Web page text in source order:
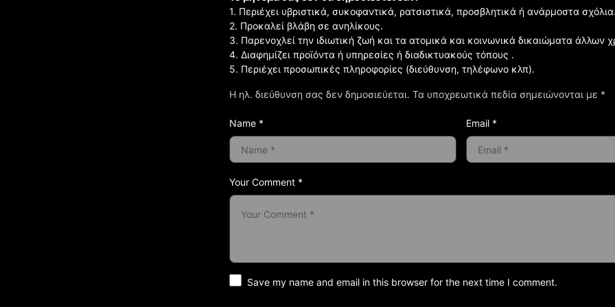
Η ηλ. διεύθυνση σας δεν δημοσιεύεται. Τα υποχρεωτικά πεδία σημειώνονται με *
Your Comment *
1. Περιέχει υβριστικά, συκοφαντικά, ρατσιστικά, προσβλητικά ή ανάρμοστα σχόλια.
2. Προκαλεί βλάβη σε ανηλίκους.
3. Παρενοχλεί την ιδιωτική ζωή και τα ατομικά και κοινωνικά δικαιώματα άλλων
4. Διαφημίζει προϊόντα ή υπηρεσίες ή διαδικτυακούς τόπους .
5. Περιέχει προσωπικές πληροφορίες (διεύθυνση, τηλέφωνο κλπ).
Name * Email *
Save my name and email in this browser for the next time I comment.